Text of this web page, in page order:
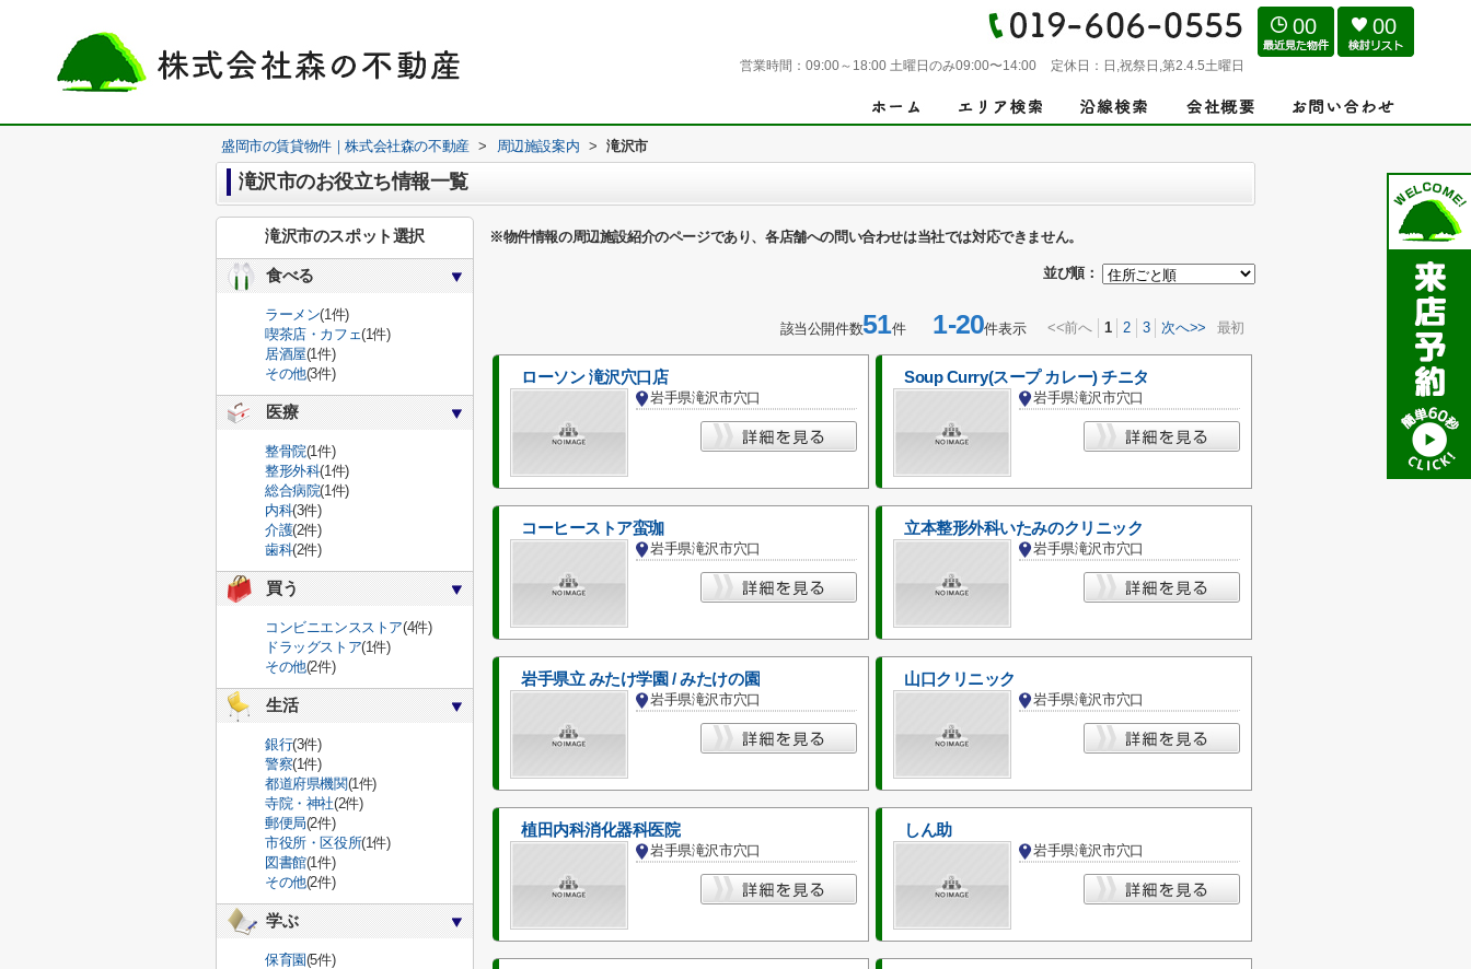
営業時間： 09:00～18:00 土曜日のみ09:00〜14:00 定休日： 日,祝祭日,第2.4.5土曜日
00 00
盛岡市の賃貸物件｜株式会社森の不動産 > 周辺施設案内 > 滝沢市
滝沢市のお役立ち情報一覧
※物件情報の周辺施設紹介のページであり、各店舗への問い合わせは当社では対応できません。
並び順：
該当公開件数51件1-20件表示 <<前へ 1 2 3 次へ>> 最初
ローソン 滝沢穴口店
岩手県滝沢市穴口
Soup Curry(スープ カレー) チニタ
岩手県滝沢市穴口
コーヒーストア蛮珈
岩手県滝沢市穴口
立本整形外科いたみのクリニック
岩手県滝沢市穴口
岩手県立 みたけ学園 / みたけの園
岩手県滝沢市穴口
山口クリニック
岩手県滝沢市穴口
植田内科消化器科医院
岩手県滝沢市穴口
しん助
岩手県滝沢市穴口
滝沢市のスポット選択
食べる
ラーメン(1件)
喫茶店・カフェ(1件)
居酒屋(1件)
その他(3件)
医療
整骨院(1件)
整形外科(1件)
総合病院(1件)
内科(3件)
介護(2件)
歯科(2件)
買う
コンビニエンスストア(4件)
ドラッグストア(1件)
その他(2件)
生活
銀行(3件)
警察(1件)
都道府県機関(1件)
寺院・神社(2件)
郵便局(2件)
市役所・区役所(1件)
図書館(1件)
その他(2件)
学ぶ
保育園(5件)